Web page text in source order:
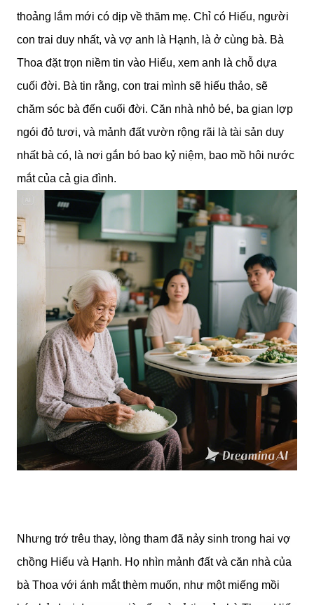
thoảng lắm mới có dịp về thăm mẹ. Chỉ có Hiếu, người
con trai duy nhất, và vợ anh là Hạnh, là ở cùng bà. Bà
Thoa đặt trọn niềm tin vào Hiếu, xem anh là chỗ dựa
cuối đời. Bà tin rằng, con trai mình sẽ hiếu thảo, sẽ
chăm sóc bà đến cuối đời. Căn nhà nhỏ bé, ba gian lợp
ngói đỏ tươi, và mảnh đất vườn rộng rãi là tài sản duy
nhất bà có, là nơi gắn bó bao kỷ niệm, bao mồ hôi nước
mắt của cả gia đình.
Nhưng trớ trêu thay, lòng tham đã nảy sinh trong hai vợ
chồng Hiếu và Hạnh. Họ nhìn mảnh đất và căn nhà của
bà Thoa với ánh mắt thèm muốn, như một miếng mồi